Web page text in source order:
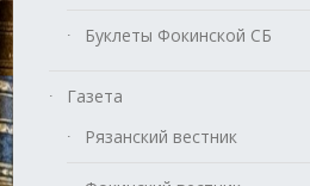
Буклеты Фокинской СБ
Газета
Рязанский вестник